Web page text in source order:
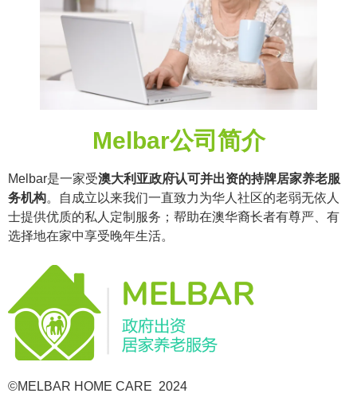
Melbar公司简介
Melbar是一家受澳大利亚政府认可并出资的持牌居家养老服
务机构。自成立以来我们一直致力为华人社区的老弱无依人
士提供优质的私人定制服务；帮助在澳华裔长者有尊严、有
选择地在家中享受晚年生活。
©MELBAR HOME CARE 2024